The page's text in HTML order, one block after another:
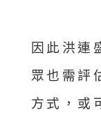
因此洪連
眾也需評
方式，或